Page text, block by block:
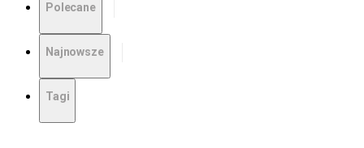
Polecane
Najnowsze
Tagi